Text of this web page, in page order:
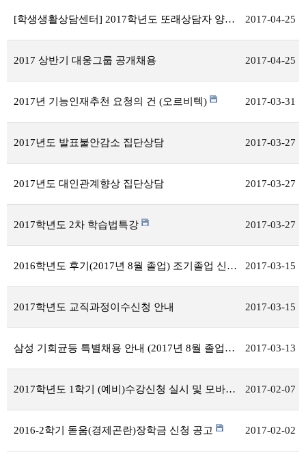
[학생생활상담센터] 2017학년도 또래상담자 양성 프로그램 2017-04-25
2017 상반기 대웅그룹 공개채용 2017-04-25
2017년 기능인재추천 요청의 건 (오르비텍) 2017-03-31
2017년도 발표불안감소 집단상담 2017-03-27
2017년도 대인관계향상 집단상담 2017-03-27
2017학년도 2차 학습법특강 2017-03-27
2016학년도 후기(2017년 8월 졸업) 조기졸업 신청 접수 안내 2017-03-15
2017학년도 교직과정이수신청 안내 2017-03-15
삼성 기회균등 특별채용 안내 (2017년 8월 졸업자) 2017-03-13
2017학년도 1학기 (예비)수강신청 실시 및 모바일수강신청 안내 2017-02-07
2016-2학기 돋움(경제곤란)장학금 신청 공고 2017-02-02